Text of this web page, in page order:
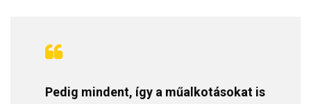
Pedig mindent, így a műalkotásokat is